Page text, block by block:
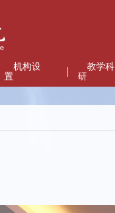
机构设
置
|
教学科
研